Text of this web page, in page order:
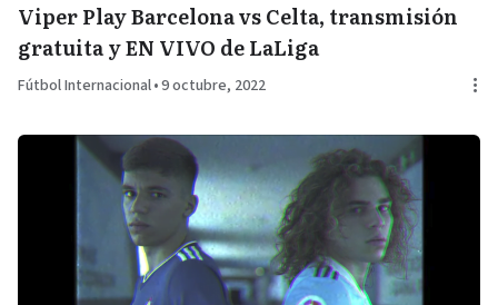
Viper Play Barcelona vs Celta, transmisión
gratuita y EN VIVO de LaLiga
Fútbol Internacional•9 octubre, 2022